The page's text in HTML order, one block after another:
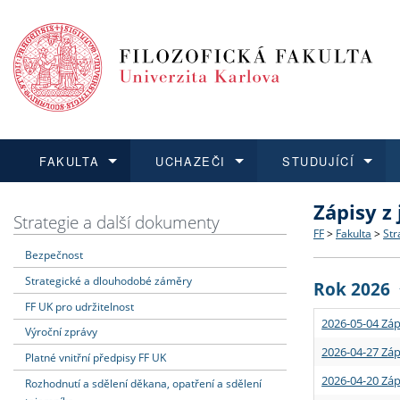
FAKULTA
Dozvědět se více
Struktura
Strategie
Podpora
UCHAZEČI
Podat přihlášku
Co
Učitelské
STUDUJÍCÍ
Dozvědět se více
Rigorózní
Dozvědět se více
O vědě a
Granty a
Dozvědět se více
Aktuální
Strategie a další dokumenty
Bezpečnost
Strategické a dlouhodobé záměry
FF UK pro udržitelnost
Výroční zprávy
Platné vnitřní předpisy FF UK
Rozhodnutí a sdělení děkana, opatření a sdělení
Zápisy
FF > Fakulta >
Rok 2026
2026-05-04
2026-04-27
2026-04-20